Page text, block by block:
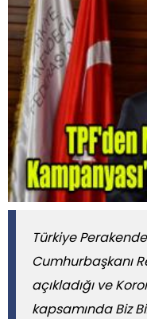
Türkiye
Cumhurbaşkanı
açıkladığı ve
kapsamında Biz